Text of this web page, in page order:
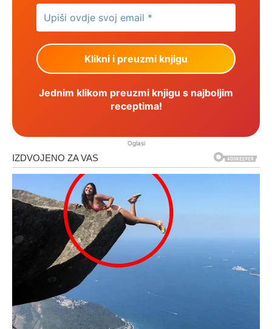
Jednim klikom preuzmi knjigu s najboljim
receptima!
Oglasi